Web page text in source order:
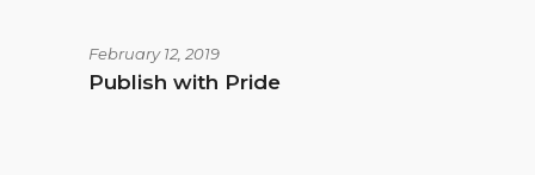
February 12, 2019
Publish with Pride